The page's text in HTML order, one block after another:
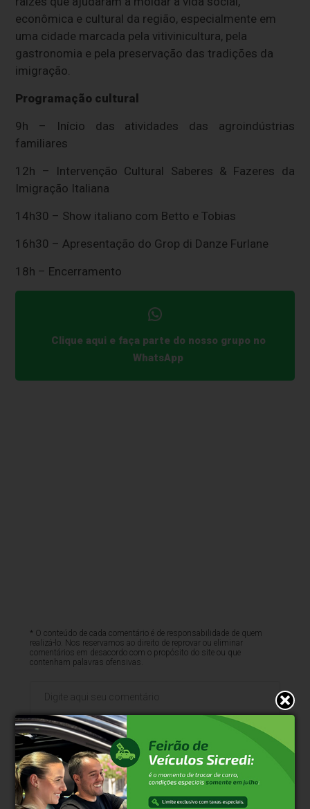
econômica e cultural da região, especialmente em
uma cidade marcada pela vitivinicultura, pela
gastronomia e pela preservação das tradições da
imigração.
Programação cultural
9h – Início das atividades das agroindústrias
familiares
12h – Intervenção Cultural Saberes & Fazeres da
Imigração Italiana
14h30 – Show italiano com Betto e Tobias
16h30 – Apresentação do Grop di Danze Furlane
18h – Encerramento
Clique aqui e faça parte do nosso grupo no
WhatsApp
* O conteúdo de cada comentário é de responsabilidade de quem
realizá-lo. Nos reservamos ao direito de reprovar ou eliminar
comentários em desacordo com o propósito do site ou que
contenham palavras ofensivas.
500caracteres restantes.
Comentar